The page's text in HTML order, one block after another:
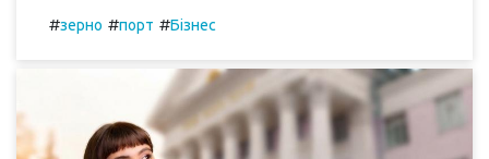
#зерно #порт #Бізнес